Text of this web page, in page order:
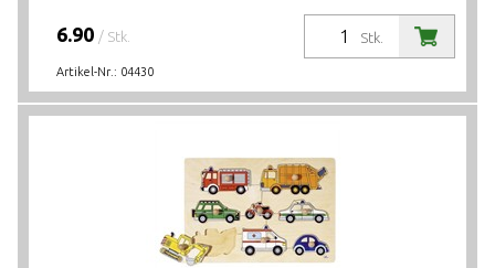
Stk.
6.90 / Stk.
Artikel-Nr.: 04430